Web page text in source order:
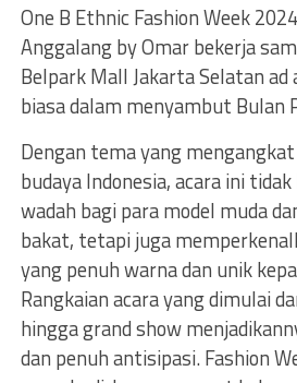
One B Ethnic Fashion Week
Anggalang by Omar bekerja
Belpark Mall Jakarta Selatan ad
biasa dalam menyambut Bulan
Dengan tema yang
budaya Indonesia, acara ini
wadah bagi para model muda
bakat, tetapi juga
yang penuh warna dan unik
Rangkaian acara yang dimulai
hingga grand show
dan penuh antisipasi. Fashion